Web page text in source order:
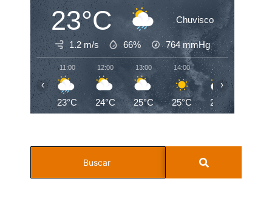
23°C Chuvisco
1.2 m/s 66% 764mmHg
11:00
23°C
12:00
24°C
13:00
25°C
14:00
25°C
15:00
23°C
‹ ›